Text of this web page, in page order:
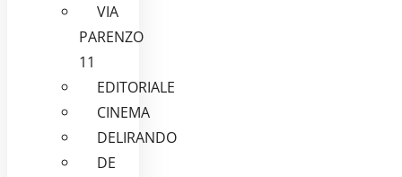
VIA
PARENZO
11
EDITORIALE
CINEMA
DELIRANDO
DE